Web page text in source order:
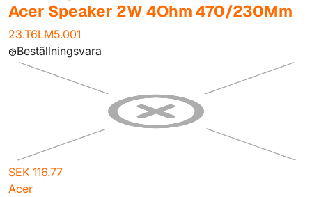
Acer Speaker 2W 4Ohm 470/230Mm
23.T6LM5.001
Beställningsvara
SEK 116.77
Acer